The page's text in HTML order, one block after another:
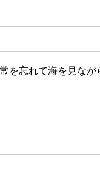
を忘れて海を見なが